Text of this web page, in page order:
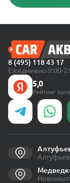
8 (495) 118 43 17
Ежедневно 9:00-
5,0
Рейтинг